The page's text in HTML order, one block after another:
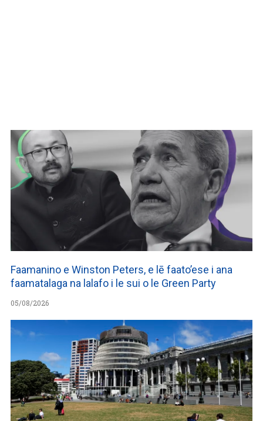
Faamanino e Winston Peters, e lē faato’ese i ana
faamatalaga na lalafo i le sui o le Green Party
05/08/2026